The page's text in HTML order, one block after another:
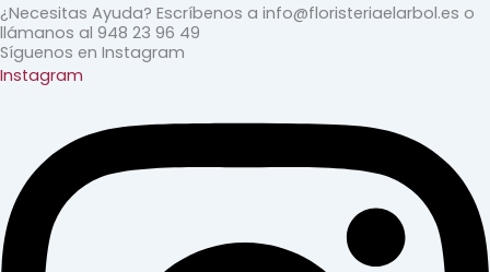
¿Necesitas Ayuda? Escríbenos a info@floristeriaelarbol.es o
llámanos al 948 23 96 49
Síguenos en Instagram
Instagram